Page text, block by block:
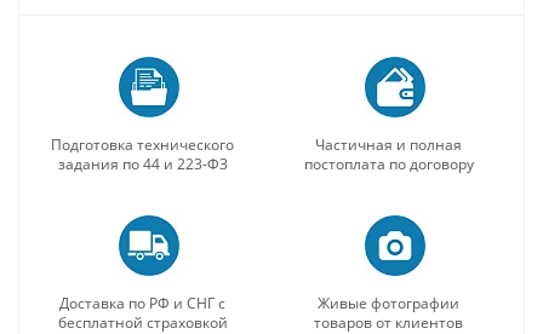
Подготовка технического
задания по 44 и 223-ФЗ
Частичная и полная
постоплата по договору
Доставка по РФ и СНГ с
бесплатной страховкой
Живые фотографии
товаров от клиентов